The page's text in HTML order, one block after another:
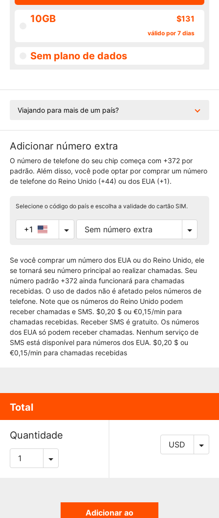
$131
10GB
válido por 7 dias
Sem plano de dados
Viajando para mais de um país?
Adicionar número extra
O número de telefone do seu chip começa com +372 por
padrão. Além disso, você pode optar por comprar um número
de telefone do Reino Unido (+44) ou dos EUA (+1).
Selecione o código do país e escolha a validade do cartão SIM.
+1
Se você comprar um número dos EUA ou do Reino Unido, ele
se tornará seu número principal ao realizar chamadas. Seu
número padrão +372 ainda funcionará para chamadas
recebidas. O uso de dados não é afetado pelos números de
telefone. Note que os números do Reino Unido podem
receber chamadas e SMS. $0,20 $ ou €0,15/min para
chamadas recebidas. Receber SMS é gratuito. Os números
dos EUA só podem receber chamadas. Nenhum serviço de
SMS está disponível para números dos EUA. $0,20 $ ou
€0,15/min para chamadas recebidas
Total
Quantidade
Adicionar ao